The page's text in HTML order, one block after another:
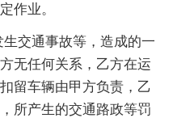
作业。
交通事故等，造成的一
无任何关系，乙方在运
留车辆由甲方负责，乙
所产生的交通路政等罚